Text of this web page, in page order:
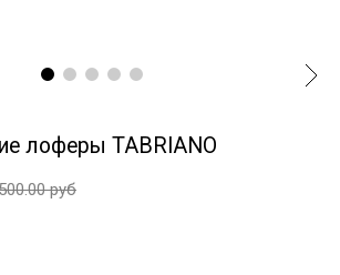
лоферы TABRIANO
руб